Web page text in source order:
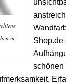
in
Shop.de
schönen